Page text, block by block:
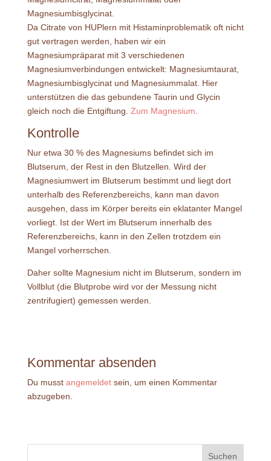
Magnesiumbisglycinat.
Da Citrate von HUPlern mit Histaminproblematik oft nicht
gut vertragen werden, haben wir ein
Magnesiumpräparat mit 3 verschiedenen
Magnesiumverbindungen entwickelt: Magnesiumtaurat,
Magnesiumbisglycinat und Magnesiummalat. Hier
unterstützen die das gebundene Taurin und Glycin
gleich noch die Entgiftung. Zum Magnesium
Kontrolle
Nur etwa 30 % des Magnesiums befindet sich im
Blutserum, der Rest in den Blutzellen. Wird der
Magnesiumwert im Blutserum bestimmt und liegt dort
unterhalb des Referenzbereichs, kann man davon
ausgehen, dass im Körper bereits ein eklatanter Mangel
vorliegt. Ist der Wert im Blutserum innerhalb des
Referenzbereichs, kann in den Zellen trotzdem ein
Mangel vorherrschen.
Daher sollte Magnesium nicht im Blutserum, sondern im
Vollblut (die Blutprobe wird vor der Messung nicht
zentrifugiert) gemessen werden.
Kommentar absenden
Du musst angemeldetsein, um einen Kommentar
abzugeben.
Suchen